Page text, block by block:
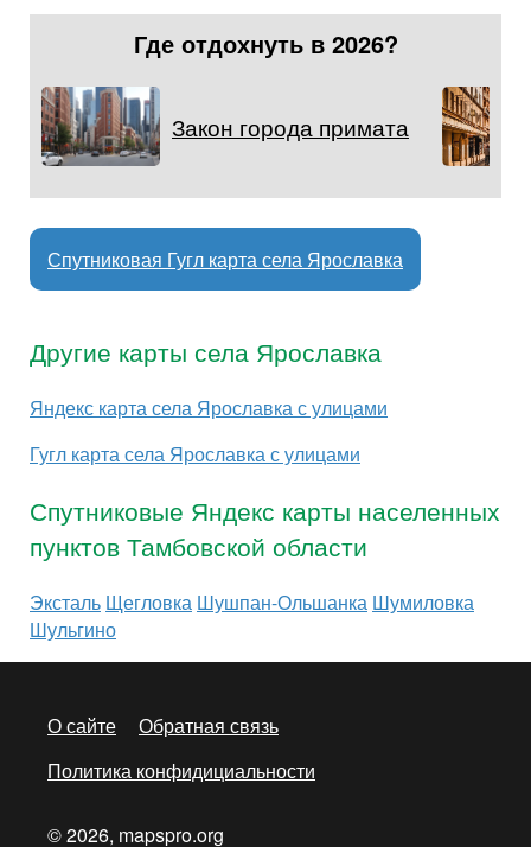
Где отдохнуть в 2026?
Закон города примата
Спутниковая Гугл карта села Ярославка
Другие карты села Ярославка
Яндекс карта села Ярославка с улицами
Гугл карта села Ярославка с улицами
Спутниковые Яндекс карты населенных
пунктов Тамбовской области
Эксталь Щегловка Шушпан-Ольшанка Шумиловка
Шульгино
О сайте
Обратная связь
Политика конфидициальности
© 2026, mapspro.org